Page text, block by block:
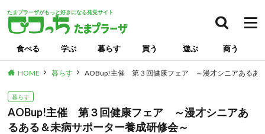
たまプラーザがもっと好きになる発見サイト
食べる 学ぶ 暮らす 買う 遊ぶ 商う
HOME 暮らす AOBup!主催 第３回健康フェア ～漫才シニアあるあ
暮らす
AOBup!主催 第３回健康フェア ～漫才シニアあ
るある＆未病サポーター養成研修会～